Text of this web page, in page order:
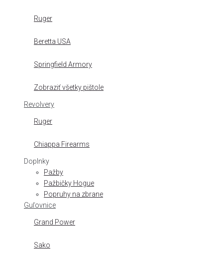
Ruger
Beretta USA
Springfield Armory
Zobraziť všetky pištole
Revolvery
Ruger
Chiappa Firearms
Doplnky
Pažby
Pažbičky Hogue
Popruhy na zbrane
Guľovnice
Grand Power
Sako